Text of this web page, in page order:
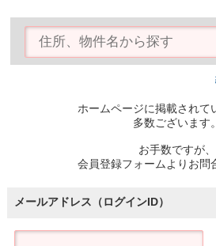
ホームページに掲載されて
多数ございます。
お手数ですが、
会員登録フォームよりお問
メールアドレス（ログインID）